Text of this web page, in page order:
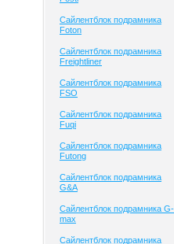
Сайлентблок подрамника
Foton
Сайлентблок подрамника
Freightliner
Сайлентблок подрамника
FSO
Сайлентблок подрамника
Fuqi
Сайлентблок подрамника
Futong
Сайлентблок подрамника
G&A
Сайлентблок подрамника G-
max
Сайлентблок подрамника